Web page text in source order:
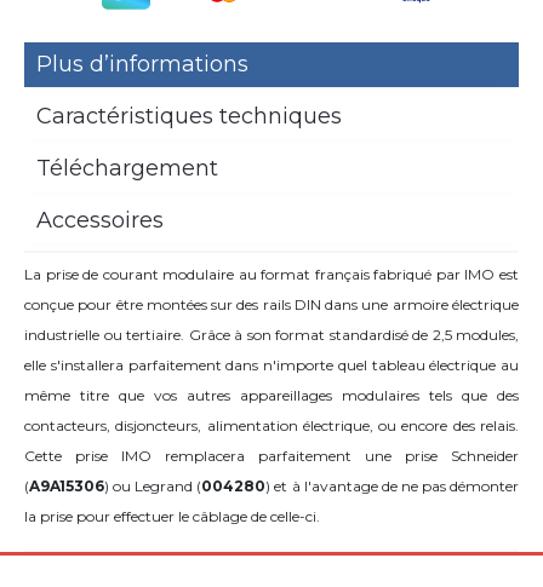
Plus d’informations
Caractéristiques techniques
Téléchargement
Accessoires
La prise de courant modulaire au format français fabriqué par IMO est
conçue pour être montées sur des rails DIN dans une armoire électrique
industrielle ou tertiaire. Grâce à son format standardisé de 2,5 modules,
elle s'installera parfaitement dans n'importe quel tableau électrique au
même titre que vos autres appareillages modulaires tels que des
contacteurs, disjoncteurs, alimentation électrique, ou encore des relais.
Cette prise IMO remplacera parfaitement une prise Schneider
(A9A15306) ou Legrand (004280) et à l'avantage de ne pas démonter
la prise pour effectuer le câblage de celle-ci.